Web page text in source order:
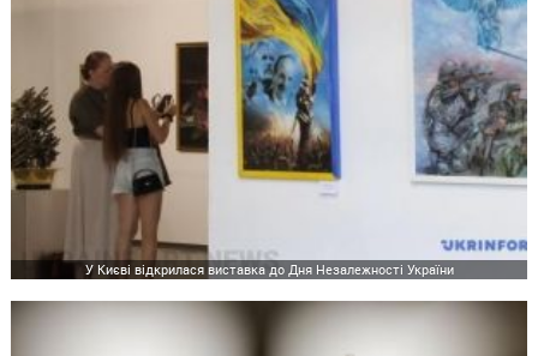
У Києві відкрилася виставка до Дня Незалежності України